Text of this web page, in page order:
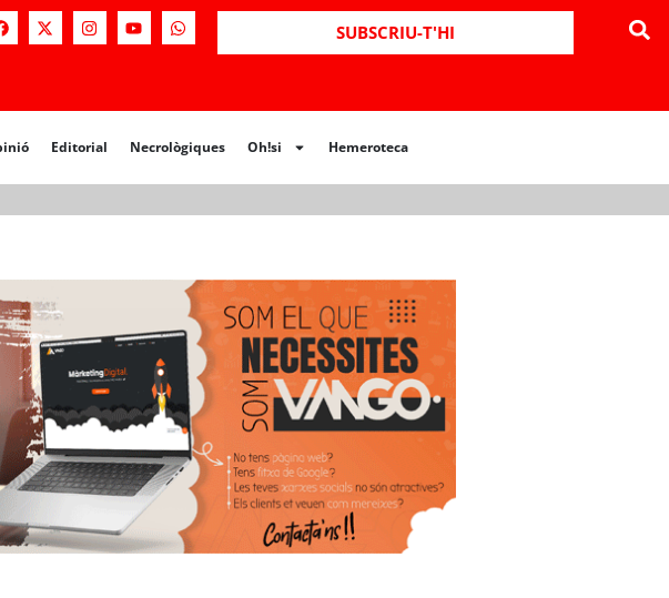
SUBSCRIU-T'HI
Editorial Necrològiques Oh!si Hemeroteca
Editorial Necrològiques Hemeroteca